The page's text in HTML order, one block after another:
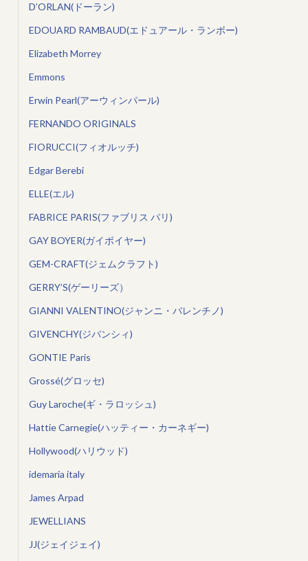
D’ORLAN(ドーラン)
EDOUARD RAMBAUD(エドュアール・ランボー)
Elizabeth Morrey
Emmons
Erwin Pearl(アーウィンパール)
FERNANDO ORIGINALS
FIORUCCI(フィオルッチ)
Edgar Berebi
ELLE(エル)
FABRICE PARIS(ファブリス パリ)
GAY BOYER(ガイボイヤー)
GEM-CRAFT(ジェムクラフト)
GERRY’S(ゲーリーズ）
GIANNI VALENTINO(ジャンニ・バレンチノ)
GIVENCHY(ジバンシィ)
GONTIE Paris
Grossé(グロッセ)
Guy Laroche(ギ・ラロッシュ)
Hattie Carnegie(ハッティー・カーネギー)
Hollywood(ハリウッド)
idemaria italy
James Arpad
JEWELLIANS
JJ(ジェイジェイ)